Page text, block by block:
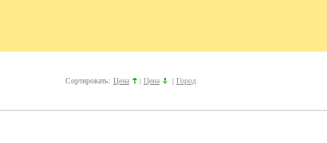
Сортировать: Цена | Цена | Город